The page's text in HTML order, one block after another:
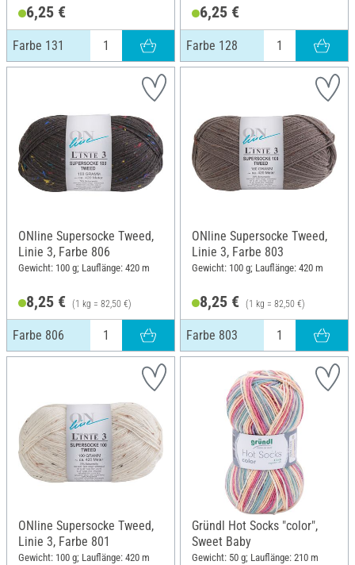
6,25 €
Farbe 131
6,25 €
Farbe 128
ONline Supersocke Tweed,
Linie 3, Farbe 806
Gewicht: 100 g; Lauflänge: 420 m
8,25 € (1 kg = 82,50 €)
Farbe 806
ONline Supersocke Tweed,
Linie 3, Farbe 803
Gewicht: 100 g; Lauflänge: 420 m
8,25 € (1 kg = 82,50 €)
Farbe 803
ONline Supersocke Tweed,
Linie 3, Farbe 801
Gewicht: 100 g; Lauflänge: 420 m
Gründl Hot Socks "color",
Sweet Baby
Gewicht: 50 g; Lauflänge: 210 m